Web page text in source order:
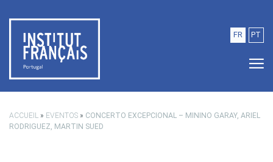
FR PT
ACCUEIL » EVENTOS » CONCERTO EXCEPCIONAL – MININO GARAY, ARIEL
RODRIGUEZ, MARTIN SUED